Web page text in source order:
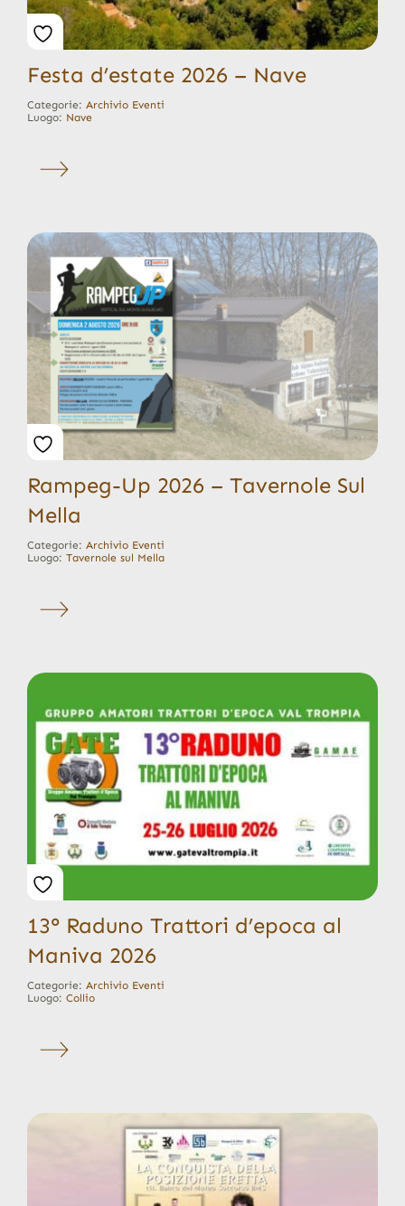
Festa d’estate 2026 – Nave
Categorie: Archivio Eventi
Luogo: Nave
Rampeg-Up 2026 – Tavernole Sul
Mella
Categorie: Archivio Eventi
Luogo: Tavernole sul Mella
13° Raduno Trattori d’epoca al
Maniva 2026
Categorie: Archivio Eventi
Luogo: Collio